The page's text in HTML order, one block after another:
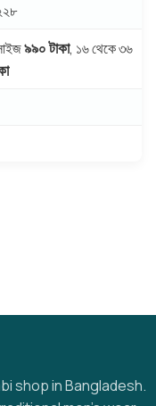
৯৯০ টাকা, ১৬ থেকে ৩৬
shop in Bangladesh.